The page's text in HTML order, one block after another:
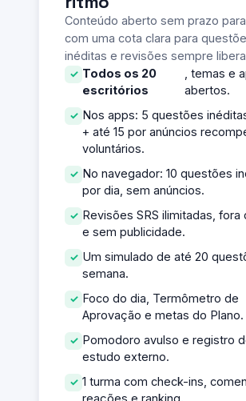
Conteúdo aberto sem prazo para
com uma cota clara para
inéditas e revisões sempre
Todos os 20
escritórios
, temas e
abertos.
Nos apps: 5 questões
+ até 15 por anúncios
voluntários.
No navegador: 10 questões
por dia, sem anúncios.
Revisões SRS ilimitadas, fora
e sem publicidade.
Um simulado de até 20
semana.
Foco do dia, Termômetro de
Aprovação e metas do Plano.
Pomodoro avulso e registro
estudo externo.
1 turma com check-ins,
reações e ranking.